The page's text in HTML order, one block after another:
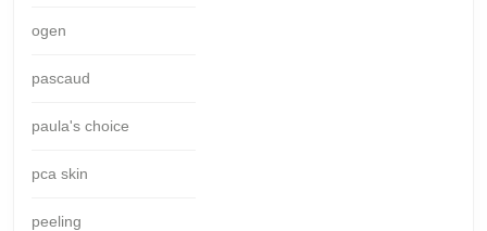
ogen
pascaud
paula's choice
pca skin
peeling